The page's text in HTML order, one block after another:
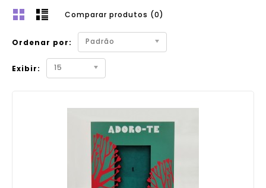
Comparar produtos (0)
Ordenar por: Padrão
Exibir: 15